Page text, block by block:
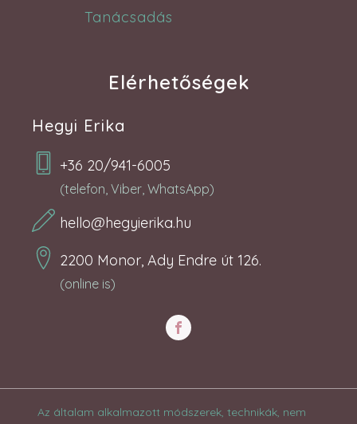
Tanácsadás
Elérhetőségek
Hegyi Erika
+36 20/941-6005
(telefon, Viber, WhatsApp)
hello@hegyierika.hu
2200 Monor, Ady Endre út 126.
(online is)
Az általam alkalmazott módszerek, technikák, nem